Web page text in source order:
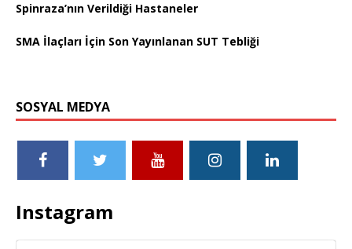
Spinraza’nın Verildiği Hastaneler
SMA İlaçları İçin Son Yayınlanan SUT Tebliği
SOSYAL MEDYA
Instagram